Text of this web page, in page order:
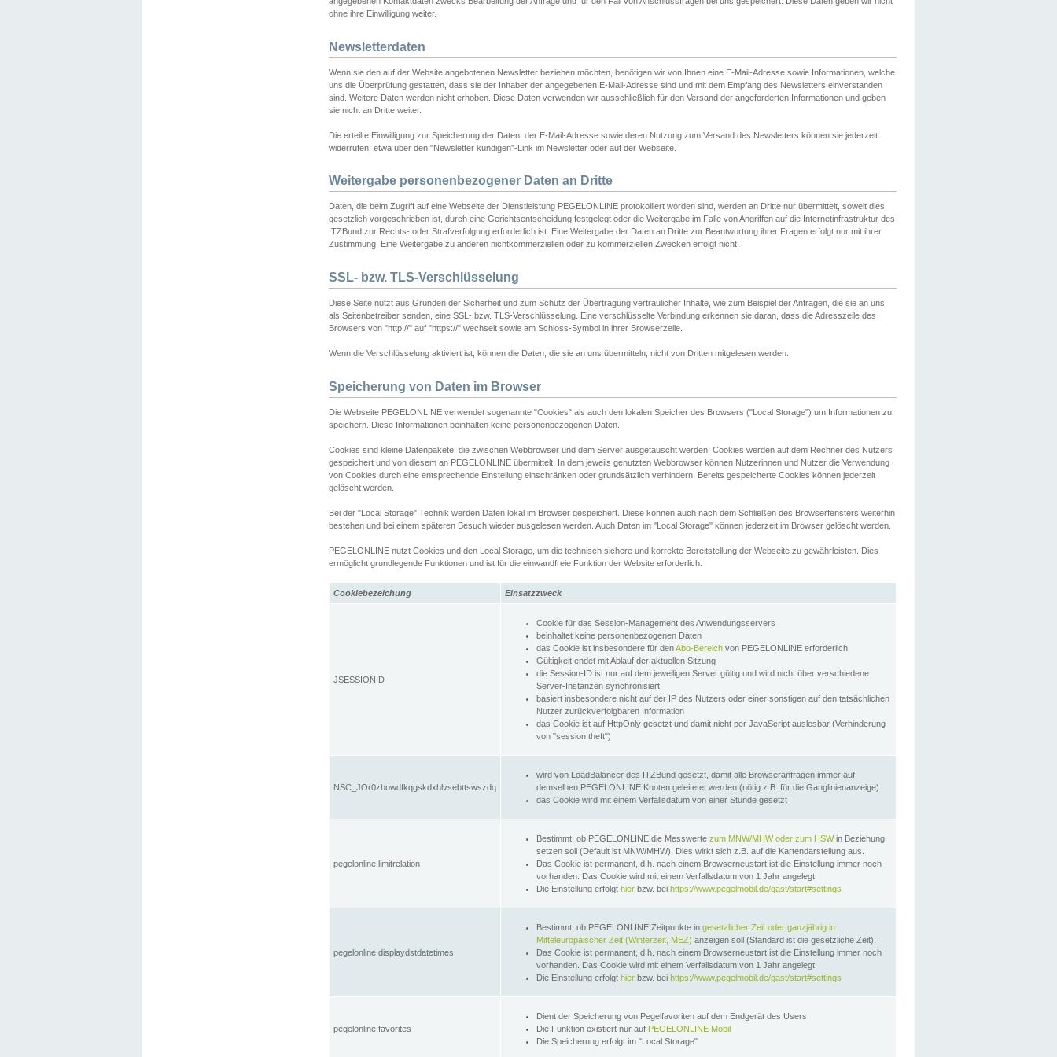
ohne ihre Einwilligung weiter.
Newsletterdaten
Wenn sie den auf der Website angebotenen Newsletter beziehen möchten, benötigen wir von Ihnen eine E-Mail-Adresse sowie Informationen, welche
uns die Überprüfung gestatten, dass sie der Inhaber der angegebenen E-Mail-Adresse sind und mit dem Empfang des Newsletters einverstanden
sind. Weitere Daten werden nicht erhoben. Diese Daten verwenden wir ausschließlich für den Versand der angeforderten Informationen und geben
sie nicht an Dritte weiter.
Die erteilte Einwilligung zur Speicherung der Daten, der E-Mail-Adresse sowie deren Nutzung zum Versand des Newsletters können sie jederzeit
widerrufen, etwa über den "Newsletter kündigen"-Link im Newsletter oder auf der Webseite.
Weitergabe personenbezogener Daten an Dritte
Daten, die beim Zugriff auf eine Webseite der Dienstleistung PEGELONLINE protokolliert worden sind, werden an Dritte nur übermittelt, soweit dies
gesetzlich vorgeschrieben ist, durch eine Gerichtsentscheidung festgelegt oder die Weitergabe im Falle von Angriffen auf die Internetinfrastruktur des
ITZBund zur Rechts- oder Strafverfolgung erforderlich ist. Eine Weitergabe der Daten an Dritte zur Beantwortung ihrer Fragen erfolgt nur mit ihrer
Zustimmung. Eine Weitergabe zu anderen nichtkommerziellen oder zu kommerziellen Zwecken erfolgt nicht.
SSL- bzw. TLS-Verschlüsselung
Diese Seite nutzt aus Gründen der Sicherheit und zum Schutz der Übertragung vertraulicher Inhalte, wie zum Beispiel der Anfragen, die sie an uns
als Seitenbetreiber senden, eine SSL- bzw. TLS-Verschlüsselung. Eine verschlüsselte Verbindung erkennen sie daran, dass die Adresszeile des
Browsers von "http://" auf "https://" wechselt sowie am Schloss-Symbol in ihrer Browserzeile.
Wenn die Verschlüsselung aktiviert ist, können die Daten, die sie an uns übermitteln, nicht von Dritten mitgelesen werden.
Speicherung von Daten im Browser
Die Webseite PEGELONLINE verwendet sogenannte "Cookies" als auch den lokalen Speicher des Browsers ("Local Storage") um Informationen zu
speichern. Diese Informationen beinhalten keine personenbezogenen Daten.
Cookies sind kleine Datenpakete, die zwischen Webbrowser und dem Server ausgetauscht werden. Cookies werden auf dem Rechner des Nutzers
gespeichert und von diesem an PEGELONLINE übermittelt. In dem jeweils genutzten Webbrowser können Nutzerinnen und Nutzer die Verwendung
von Cookies durch eine entsprechende Einstellung einschränken oder grundsätzlich verhindern. Bereits gespeicherte Cookies können jederzeit
gelöscht werden.
Bei der "Local Storage" Technik werden Daten lokal im Browser gespeichert. Diese können auch nach dem Schließen des Browserfensters weiterhin
bestehen und bei einem späteren Besuch wieder ausgelesen werden. Auch Daten im "Local Storage" können jederzeit im Browser gelöscht werden.
PEGELONLINE nutzt Cookies und den Local Storage, um die technisch sichere und korrekte Bereitstellung der Webseite zu gewährleisten. Dies
ermöglicht grundlegende Funktionen und ist für die einwandfreie Funktion der Website erforderlich.
Cookiebezeichung Einsatzzweck
JSESSIONID
Cookie für das Session-Management des Anwendungsservers
beinhaltet keine personenbezogenen Daten
das Cookie ist insbesondere für denAbo-Bereich von PEGELONLINE erforderlich
Gültigkeit endet mit Ablauf der aktuellen Sitzung
die Session-ID ist nur auf dem jeweiligen Server gültig und wird nicht über verschiedene
Server-Instanzen synchronisiert
basiert insbesondere nicht auf der IP des Nutzers oder einer sonstigen auf den tatsächlichen
Nutzer zurückverfolgbaren Information
das Cookie ist auf HttpOnly gesetzt und damit nicht per JavaScript auslesbar (Verhinderung
von "session theft")
NSC_JOr0zbowdfkqgskdxhlvsebttswszdq
wird von LoadBalancer des ITZBund gesetzt, damit alle Browseranfragen immer auf
demselben PEGELONLINE Knoten geleitetet werden (nötig z.B. für die Ganglinienanzeige)
das Cookie wird mit einem Verfallsdatum von einer Stunde gesetzt
pegelonline.limitrelation
Bestimmt, ob PEGELONLINE die Messwerte zum MNW/MHW oder zum HSWin Beziehung
setzen soll (Default ist MNW/MHW). Dies wirkt sich z.B. auf die Kartendarstellung aus.
Das Cookie ist permanent, d.h. nach einem Browserneustart ist die Einstellung immer noch
vorhanden. Das Cookie wird mit einem Verfallsdatum von 1 Jahr angelegt.
Die Einstellung erfolgt hier bzw. bei https://www.pegelmobil.de/gast/start#settings
pegelonline.displaydstdatetimes
Bestimmt, ob PEGELONLINE Zeitpunkte in gesetzlicher Zeit oder ganzjährig in
Mitteleuropäischer Zeit (Winterzeit, MEZ) anzeigen soll (Standard ist die gesetzliche Zeit).
Das Cookie ist permanent, d.h. nach einem Browserneustart ist die Einstellung immer noch
vorhanden. Das Cookie wird mit einem Verfallsdatum von 1 Jahr angelegt.
Die Einstellung erfolgt hier bzw. bei https://www.pegelmobil.de/gast/start#settings
pegelonline.favorites
Dient der Speicherung von Pegelfavoriten auf dem Endgerät des Users
Die Funktion existiert nur auf PEGELONLINE Mobil
Die Speicherung erfolgt im "Local Storage"